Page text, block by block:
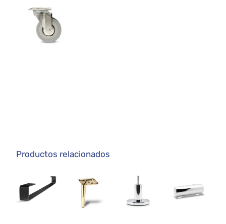
Productos relacionados